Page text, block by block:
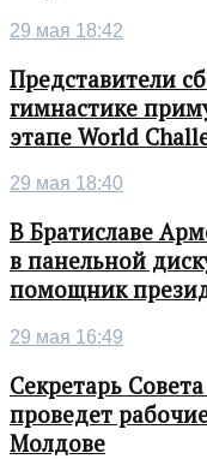
29 мая 18:42
Представители
гимнастике
этапе World
29 мая 18:40
В Братиславе
в панельной
помощник
29 мая 16:49
Секретарь
проведет
Молдове